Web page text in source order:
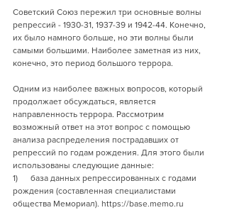
Советский Союз пережил три основные волны
репрессий - 1930-31, 1937-39 и 1942-44. Конечно,
их было намного больше, но эти волны были
самыми большими. Наиболее заметная из них,
конечно, это период большого террора.
Одним из наиболее важных вопросов, который
продолжает обсуждаться, является
направленность террора. Рассмотрим
возможный ответ на этот вопрос с помощью
анализа распределения пострадавших от
репрессий по годам рождения. Для этого были
использованы следующие данные:
1)      база данных репрессированных с годами
рождения (составленная специалистами
общества Мемориал). https://base.memo.ru